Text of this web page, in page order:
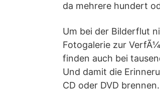
da mehrere hundert
Um bei der Bilderflut
Fotogalerie zur
finden auch bei
Und damit die
CD oder DVD brennen.